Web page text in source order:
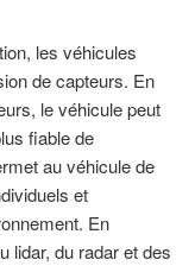
les véhicules
de capteurs. En
le véhicule peut
fiable de
au véhicule de
et
En
lidar, du radar et des